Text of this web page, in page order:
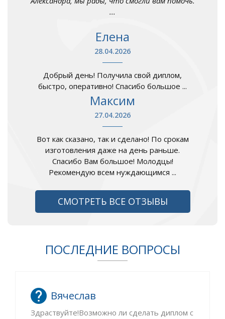
...
Елена
28.04.2026
Добрый день! Получила свой диплом,
быстро, оперативно! Спасибо большое ...
Максим
27.04.2026
Вот как сказано, так и сделано! По срокам
изготовления даже на день раньше.
Спасибо Вам большое! Молодцы!
Рекомендую всем нуждающимся ...
СМОТРЕТЬ ВСЕ ОТЗЫВЫ
ПОСЛЕДНИЕ ВОПРОСЫ
Вячеслав
Здраствуйте!Возможно ли сделать диплом с